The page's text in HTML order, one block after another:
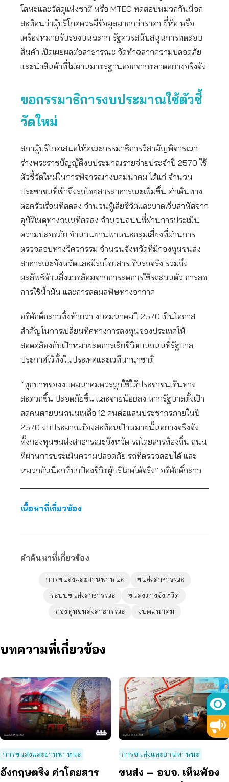
โลหะและวัสดุแห่งชาติ หรือ MTEC ทดสอบหมวกกันน็อก
สะท้อนว่าผู้บริโภคควรมีข้อมูลมากกว่าราคา ยี่ห้อ หรือ
เครื่องหมายรับรองบนฉลาก รัฐควรสนับสนุนการทดสอบ
สินค้า เปิดเผยผลต่อสาธารณะ จัดทำฉลากความปลอดภัย
และนำสินค้าที่ไม่ผ่านมาตรฐานออกจากตลาดอย่างจริงจัง
ขอกรรมาธิการงบประมาณใช้ตัวชี้
วัดใหม่
สภาผู้บริโภคเสนอให้คณะกรรมาธิการวิสามัญพิจารณา
ร่างพระราชบัญญัติงบประมาณรายจ่ายประจำปี 2570 ใช้
ตัวชี้วัดใหม่ในการพิจารณางบคมนาคม ได้แก่ จำนวน
ประชาชนที่เข้าถึงรถโดยสารสาธารณะเพิ่มขึ้น ค่าเดินทาง
ต่อครัวเรือนที่ลดลง จำนวนผู้เสียชีวิตและบาดเจ็บสาหัสจาก
อุบัติเหตุทางถนนที่ลดลง จำนวนถนนที่ผ่านการประเมิน
ความปลอดภัย จำนวนยานพาหนะกลุ่มเสี่ยงที่ผ่านการ
ตรวจสอบทางวิศวกรรม จำนวนจังหวัดที่มีกองทุนขนส่ง
สาธารณะจังหวัดและมีรถโดยสารเดินรถจริง รวมถึง
ผลลัพธ์ด้านสิ่งแวดล้อมจากการลดการใช้รถส่วนตัว การลด
การใช้น้ำมัน และการลดมลพิษทางอากาศ
อดิศักดิ์กล่าวทิ้งท้ายว่า งบคมนาคมปี 2570 เป็นโอกาส
สำคัญในการเปลี่ยนทิศทางการลงทุนของประเทศให้
สอดคล้องกับเป้าหมายลดการเสียชีวิตบนถนนที่รัฐบาล
ประกาศไว้ทั้งในประเทศและเวทีนานาชาติ
“ทุกบาทของงบคมนาคมควรถูกใช้ให้ประชาชนเดินทาง
สะดวกขึ้น ปลอดภัยขึ้น และจ่ายน้อยลง หากรัฐบาลตั้งเป้า
ลดคนตายบนถนนเหลือ 12 คนต่อแสนประชากรภายในปี
2570 งบประมาณต้องสะท้อนเป้าหมายนั้นอย่างจริงจัง
ทั้งกองทุนขนส่งสาธารณะจังหวัด รถโดยสารท้องถิ่น ถนน
ที่ผ่านการประเมินความปลอดภัย รถที่ตรวจสอบได้ และ
หมวกกันน็อกที่ปกป้องชีวิตผู้บริโภคได้จริง” อดิศักดิ์กล่าว
เนื้อหาที่เกี่ยวข้อง
คำค้นหาที่เกี่ยวข้อง
การขนส่งและยานพาหนะ
ขนส่งสาธารณะ
ระบบขนส่งสาธารณะ
ขนส่งต่างจังหวัด
กองทุนขนส่งสาธารณะ
งบคมนาคม
บทความที่เกี่ยวข้อง
การขนส่งและยานพาหนะ
อังกฤษตรึง ค่าโดยสาร
การขนส่งและยานพาหนะ
ขนส่ง – อบจ. เห็นพ้อง